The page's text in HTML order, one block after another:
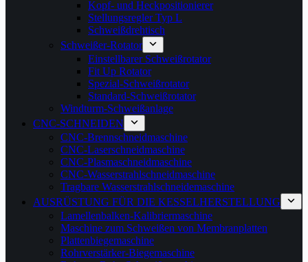
Kopf- und Heckpositionierer
Stellungsregler Typ L
Schweißdrehtisch
Schweißer-Rotator
Einstellbarer Schweißrotator
Fit Up Rotator
Spezial-Schweißrotator
Standard-Schweißrotator
Windturm-Schweißanlage
CNC-SCHNEIDEN
CNC-Brennschneidmaschine
CNC-Laserschneidmaschine
CNC-Plasmaschneidmaschine
CNC-Wasserstrahlschneidmaschine
Tragbare Wasserstrahlschneidemaschine
AUSRÜSTUNG FÜR DIE KESSELHERSTELLUNG
Lamellenbalken-Kalibriermaschine
Maschine zum Schweißen von Membranplatten
Plattenbiegemaschine
Rohrverstärker-Biegemaschine